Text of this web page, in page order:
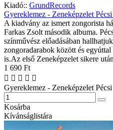
Kiadó:: GrundRecords
Gyereklemez - Zeneképzelet
A kiadvány az ismert zongorista
Farkas Zsolt második albuma.
színművész előadásában
zongoradarabok között és
is.Az első Zeneképzelet sikere
1 690 Ft
Gyereklemez - Zeneképzelet
Kosárba
Kívánságlistára